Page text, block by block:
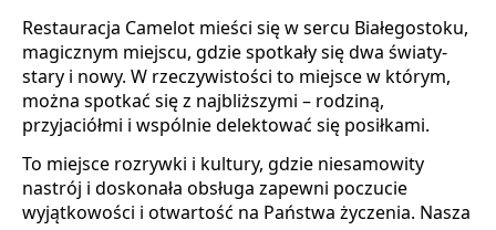
Restauracja Camelot mieści się w sercu Białegostoku,
magicznym miejscu, gdzie spotkały się dwa światy-
stary i nowy. W rzeczywistości to miejsce w którym,
można spotkać się z najbliższymi – rodziną,
przyjaciółmi i wspólnie delektować się posiłkami.
To miejsce rozrywki i kultury, gdzie niesamowity
nastrój i doskonała obsługa zapewni poczucie
wyjątkowości i otwartość na Państwa życzenia. Nasza